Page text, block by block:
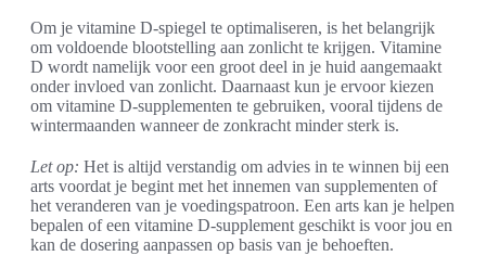
Om je vitamine D-spiegel te optimaliseren, is het belangrijk
om voldoende blootstelling aan zonlicht te krijgen. Vitamine
D wordt namelijk voor een groot deel in je huid aangemaakt
onder invloed van zonlicht. Daarnaast kun je ervoor kiezen
om vitamine D-supplementen te gebruiken, vooral tijdens de
wintermaanden wanneer de zonkracht minder sterk is.
Let op: Het is altijd verstandig om advies in te winnen bij een
arts voordat je begint met het innemen van supplementen of
het veranderen van je voedingspatroon. Een arts kan je helpen
bepalen of een vitamine D-supplement geschikt is voor jou en
kan de dosering aanpassen op basis van je behoeften.